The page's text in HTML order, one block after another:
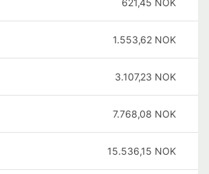
621,45 NOK
1.553,62 NOK
3.107,23 NOK
7.768,08 NOK
15.536,15 NOK